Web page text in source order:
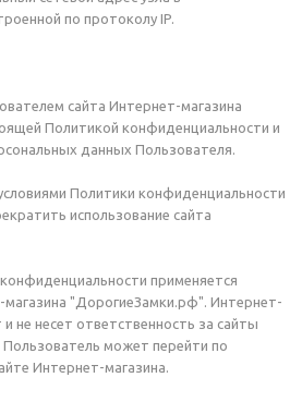
по протоколу IP.
сайта Интернет-магазина
Политикой конфиденциальности и
данных Пользователя.
условиями Политики конфиденциальности
использование сайта
применяется
магазина "ДорогиеЗамки.рф". Интернет-
не несет ответственность за сайты
может перейти по
Интернет-магазина.